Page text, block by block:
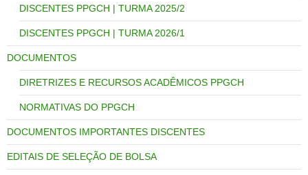
DISCENTES PPGCH | TURMA 2025/2
DISCENTES PPGCH | TURMA 2026/1
DOCUMENTOS
DIRETRIZES E RECURSOS ACADÊMICOS PPGCH
NORMATIVAS DO PPGCH
DOCUMENTOS IMPORTANTES DISCENTES
EDITAIS DE SELEÇÃO DE BOLSA